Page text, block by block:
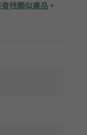
找類似產品。